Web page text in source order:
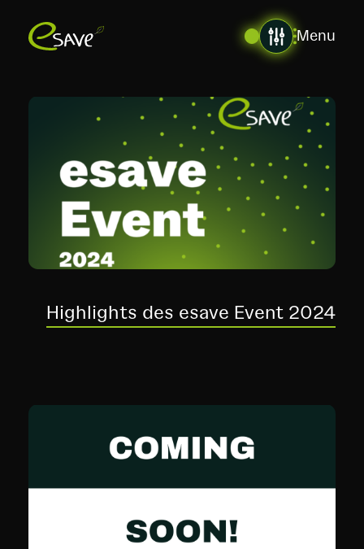
Menu
Highlights des esave Event 2024